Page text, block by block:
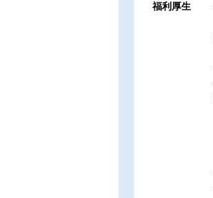
福利厚生